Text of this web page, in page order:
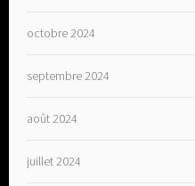
octobre 2024
septembre 2024
août 2024
juillet 2024